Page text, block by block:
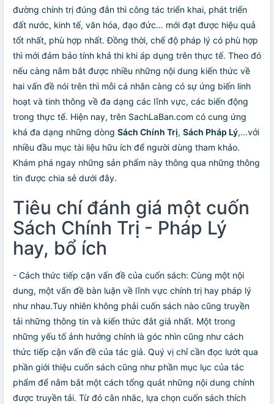
đường chính trị đúng đắn thì công tác triển khai, phát triển
đất nước, kinh tế, văn hóa, đạo đức… mới đạt được hiệu quả
tốt nhất, phù hợp nhất. Đồng thời, chế độ pháp lý có phù hợp
thì mới đảm bảo tính khả thi khi áp dụng trên thực tế. Theo đó
nếu càng nắm bắt được nhiều những nội dung kiến thức về
hai vấn đề nói trên thì mỗi cá nhân càng có sự ứng biến linh
hoạt và tinh thông về đa dạng các lĩnh vực, các biến động
trong thực tế. Hiện nay, trên SachLaBan.com có cung ứng
khá đa dạng những dòng Sách Chính Trị, Sách Pháp Lý,...với
nhiều đầu mục tài liệu hữu ích để người dùng tham khảo.
Khám phá ngay những sản phẩm này thông qua những thông
tin được chia sẻ dưới đây.
Tiêu chí đánh giá một cuốn
Sách Chính Trị - Pháp Lý
hay, bổ ích
- Cách thức tiếp cận vấn đề của cuốn sách: Cùng một nội
dung, một vấn đề bàn luận về lĩnh vực chính trị hay pháp lý
như nhau.Tuy nhiên không phải cuốn sách nào cũng truyền
tải những thông tin và kiến thức đắt giá nhất. Một trong
những yếu tố ảnh hưởng chính là góc nhìn cũng như cách
thức tiếp cận vấn đề của tác giả. Quý vị chỉ cần đọc lướt qua
phần giới thiệu cuốn sách cũng như phần mục lục của tác
phẩm để nắm bắt một cách tổng quát những nội dung chính
được truyền tải. Từ đó cân nhắc, lựa chọn cuốn sách thích